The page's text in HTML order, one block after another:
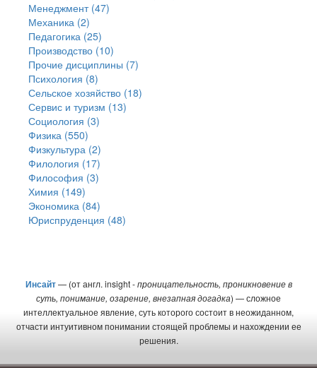
Менеджмент (47)
Механика (2)
Педагогика (25)
Производство (10)
Прочие дисциплины (7)
Психология (8)
Сельское хозяйство (18)
Сервис и туризм (13)
Социология (3)
Физика (550)
Физкультура (2)
Филология (17)
Философия (3)
Химия (149)
Экономика (84)
Юриспруденция (48)
Инсайт — (от англ. insight -проницательность, проникновение в
суть, понимание, озарение, внезапная догадка) — сложное
интеллектуальное явление, суть которого состоит в неожиданном,
отчасти интуитивном понимании стоящей проблемы и нахождении ее
решения.